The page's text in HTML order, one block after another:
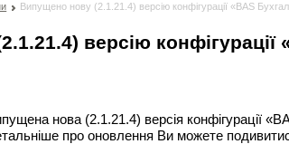
Випущено нову (2.1.21.4) версію конфігурації «BAS
версію конфігурації
нова (2.1.21.4) версія конфігурації
про оновлення Ви можете